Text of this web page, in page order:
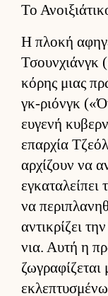
Το
Η πλοκή
Τσουν­χιάνγκ
κόρης μιας
γκ-ριόνγκ
ευ­γενή
επαρ­χία
αρ­χίζουν να
εγκαταλεί­πει
να
αντικρίζει
νια. Αυτή η